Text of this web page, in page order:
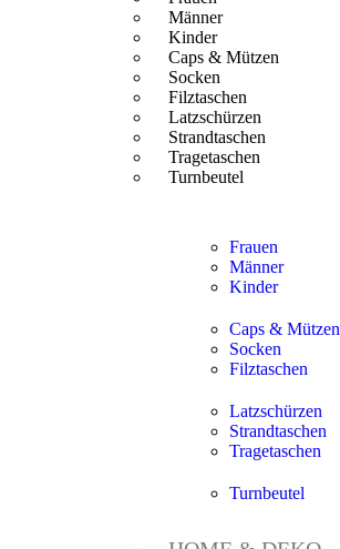
Männer
Kinder
Caps & Mützen
Socken
Filztaschen
Latzschürzen
Strandtaschen
Tragetaschen
Turnbeutel
Frauen
Männer
Kinder
Caps & Mützen
Socken
Filztaschen
Latzschürzen
Strandtaschen
Tragetaschen
Turnbeutel